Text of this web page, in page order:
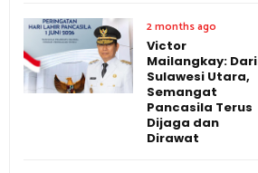
2 months ago
Victor
Mailangkay: Dari
Sulawesi Utara,
Semangat
Pancasila Terus
Dijaga dan
Dirawat